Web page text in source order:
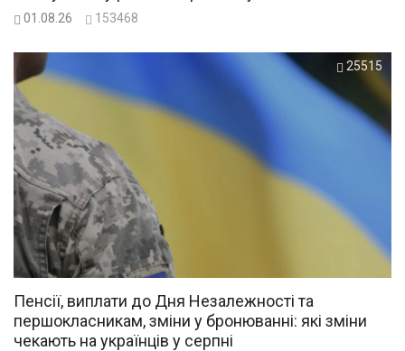
01.08.26 153468
25515
Пенсії, виплати до Дня Незалежності та
першокласникам, зміни у бронюванні: які зміни
чекають на українців у серпні